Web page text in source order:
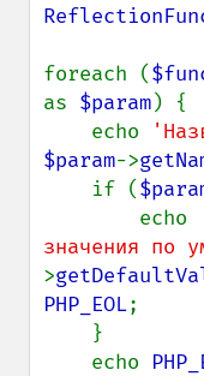
foreach (
as $param) {
    echo
$param->
    if (
        echo
значения по
>
PHP_EOL;
    echo